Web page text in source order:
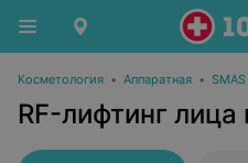
Косметология • Аппаратная •
RF-лифтинг лица